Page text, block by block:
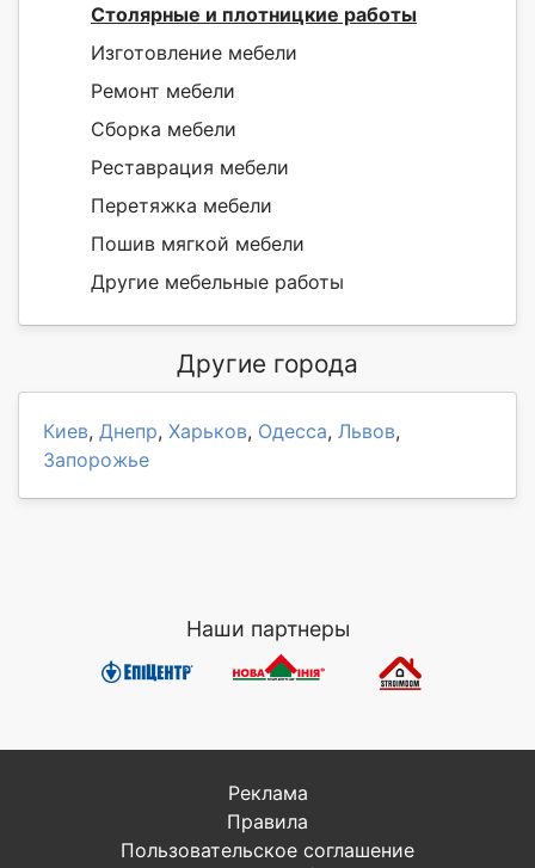
Столярные и плотницкие работы
Изготовление мебели
Ремонт мебели
Сборка мебели
Реставрация мебели
Перетяжка мебели
Пошив мягкой мебели
Другие мебельные работы
Другие города
Киев, Днепр, Харьков, Одесса, Львов,
Запорожье
Наши партнеры
Реклама
Правила
Пользовательское соглашение